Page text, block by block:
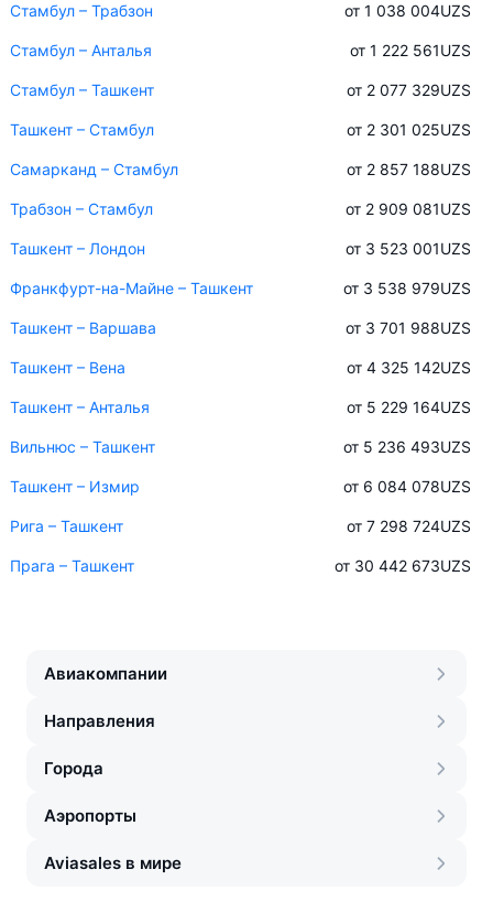
Стамбул – Трабзон от 1 038 004UZS
Стамбул – Анталья от 1 222 561UZS
Стамбул – Ташкент от 2 077 329UZS
Ташкент – Стамбул от 2 301 025UZS
Самарканд – Стамбул от 2 857 188UZS
Трабзон – Стамбул от 2 909 081UZS
Ташкент – Лондон от 3 523 001UZS
Франкфурт-на-Майне – Ташкент от 3 538 979UZS
Ташкент – Варшава от 3 701 988UZS
Ташкент – Вена от 4 325 142UZS
Ташкент – Анталья от 5 229 164UZS
Вильнюс – Ташкент от 5 236 493UZS
Ташкент – Измир от 6 084 078UZS
Рига – Ташкент от 7 298 724UZS
Прага – Ташкент от 30 442 673UZS
Авиакомпании
Направления
Города
Аэропорты
Aviasales в мире